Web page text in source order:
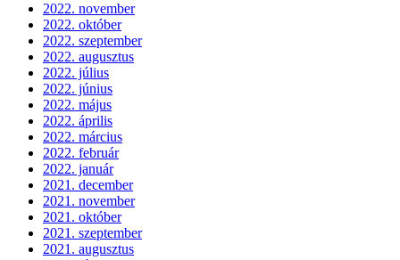
2022. november
2022. október
2022. szeptember
2022. augusztus
2022. július
2022. június
2022. május
2022. április
2022. március
2022. február
2022. január
2021. december
2021. november
2021. október
2021. szeptember
2021. augusztus